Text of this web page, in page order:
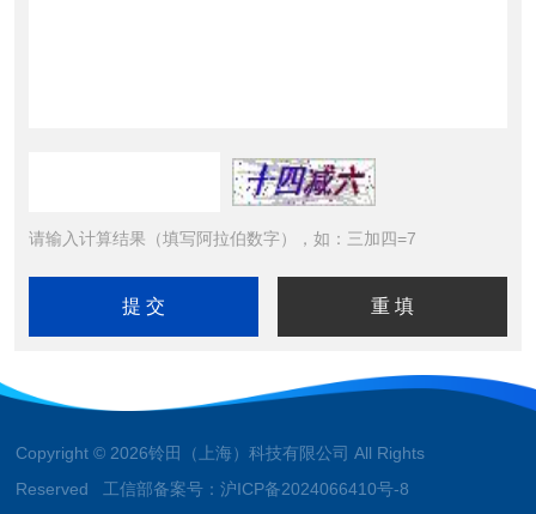
请输入计算结果（填写阿拉伯数字），如：三加四=7
Copyright © 2026铃田（上海）科技有限公司 All Rights
Reserved 工信部备案号：沪ICP备2024066410号-8